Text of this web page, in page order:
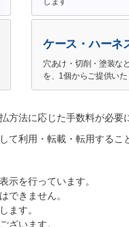
ケース・ハーネ
穴あけ・切削・塗装な
を、1個からご提供い
法に応じた手数料が必要
利用・転載・転用するこ
示を行っています。
できません。
ます。
ざいます。